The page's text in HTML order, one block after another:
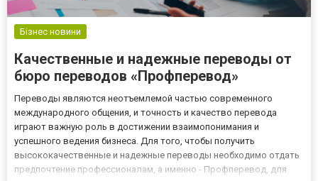
Бізнес новини
Качественные и надежные переводы от
бюро переводов «Профперевод»
Переводы являются неотъемлемой частью современного
международного общения, и точность и качество перевода
играют важную роль в достижении взаимопонимания и
успешного ведения бизнеса. Для того, чтобы получить
высококачественные и надежные переводы необходимо отдать
предпочтение профессионалам, а именно - Профперевод, для